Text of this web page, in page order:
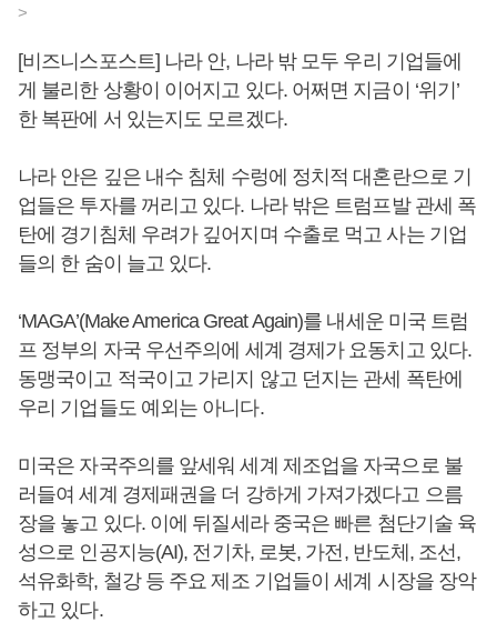
>
[비즈니스포스트] 나라 안, 나라 밖 모두 우리 기업들에
게 불리한 상황이 이어지고 있다. 어쩌면 지금이 ‘위기’
한 복판에 서 있는지도 모르겠다.
나라 안은 깊은 내수 침체 수렁에 정치적 대혼란으로 기
업들은 투자를 꺼리고 있다. 나라 밖은 트럼프발 관세 폭
탄에 경기침체 우려가 깊어지며 수출로 먹고 사는 기업
들의 한 숨이 늘고 있다.
‘MAGA’(Make America Great Again)를 내세운 미국 트럼
프 정부의 자국 우선주의에 세계 경제가 요동치고 있다.
동맹국이고 적국이고 가리지 않고 던지는 관세 폭탄에
우리 기업들도 예외는 아니다.
미국은 자국주의를 앞세워 세계 제조업을 자국으로 불
러들여 세계 경제패권을 더 강하게 가져가겠다고 으름
장을 놓고 있다. 이에 뒤질세라 중국은 빠른 첨단기술 육
성으로 인공지능(AI), 전기차, 로봇, 가전, 반도체, 조선,
석유화학, 철강 등 주요 제조 기업들이 세계 시장을 장악
하고 있다.